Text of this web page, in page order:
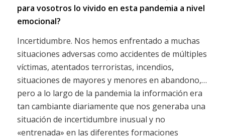
para vosotros lo vivido en esta pandemia a nivel
emocional?
Incertidumbre. Nos hemos enfrentado a muchas
situaciones adversas como accidentes de múltiples
víctimas, atentados terroristas, incendios,
situaciones de mayores y menores en abandono,…
pero a lo largo de la pandemia la información era
tan cambiante diariamente que nos generaba una
situación de incertidumbre inusual y no
«entrenada» en las diferentes formaciones